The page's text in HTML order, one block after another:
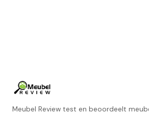
Meubel Review test en beoordeelt